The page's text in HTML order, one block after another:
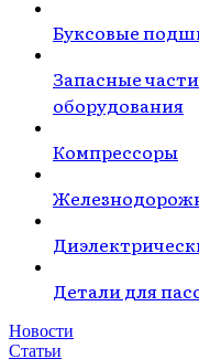
Буксовые
Запасные
оборудования
Компрессоры
Детали для
Новости
Статьи